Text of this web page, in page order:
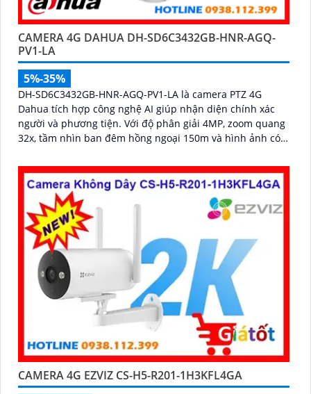
CAMERA 4G DAHUA DH-SD6C3432GB-HNR-AGQ-
PV1-LA
5%-35%
DH-SD6C3432GB-HNR-AGQ-PV1-LA là camera PTZ 4G
Dahua tích hợp công nghệ AI giúp nhận diện chính xác
người và phương tiện. Với độ phân giải 4MP, zoom quang
32x, tầm nhìn ban đêm hồng ngoại 150m và hình ảnh có
rõ nét 24/7
CAMERA 4G EZVIZ CS-H5-R201-1H3KFL4GA